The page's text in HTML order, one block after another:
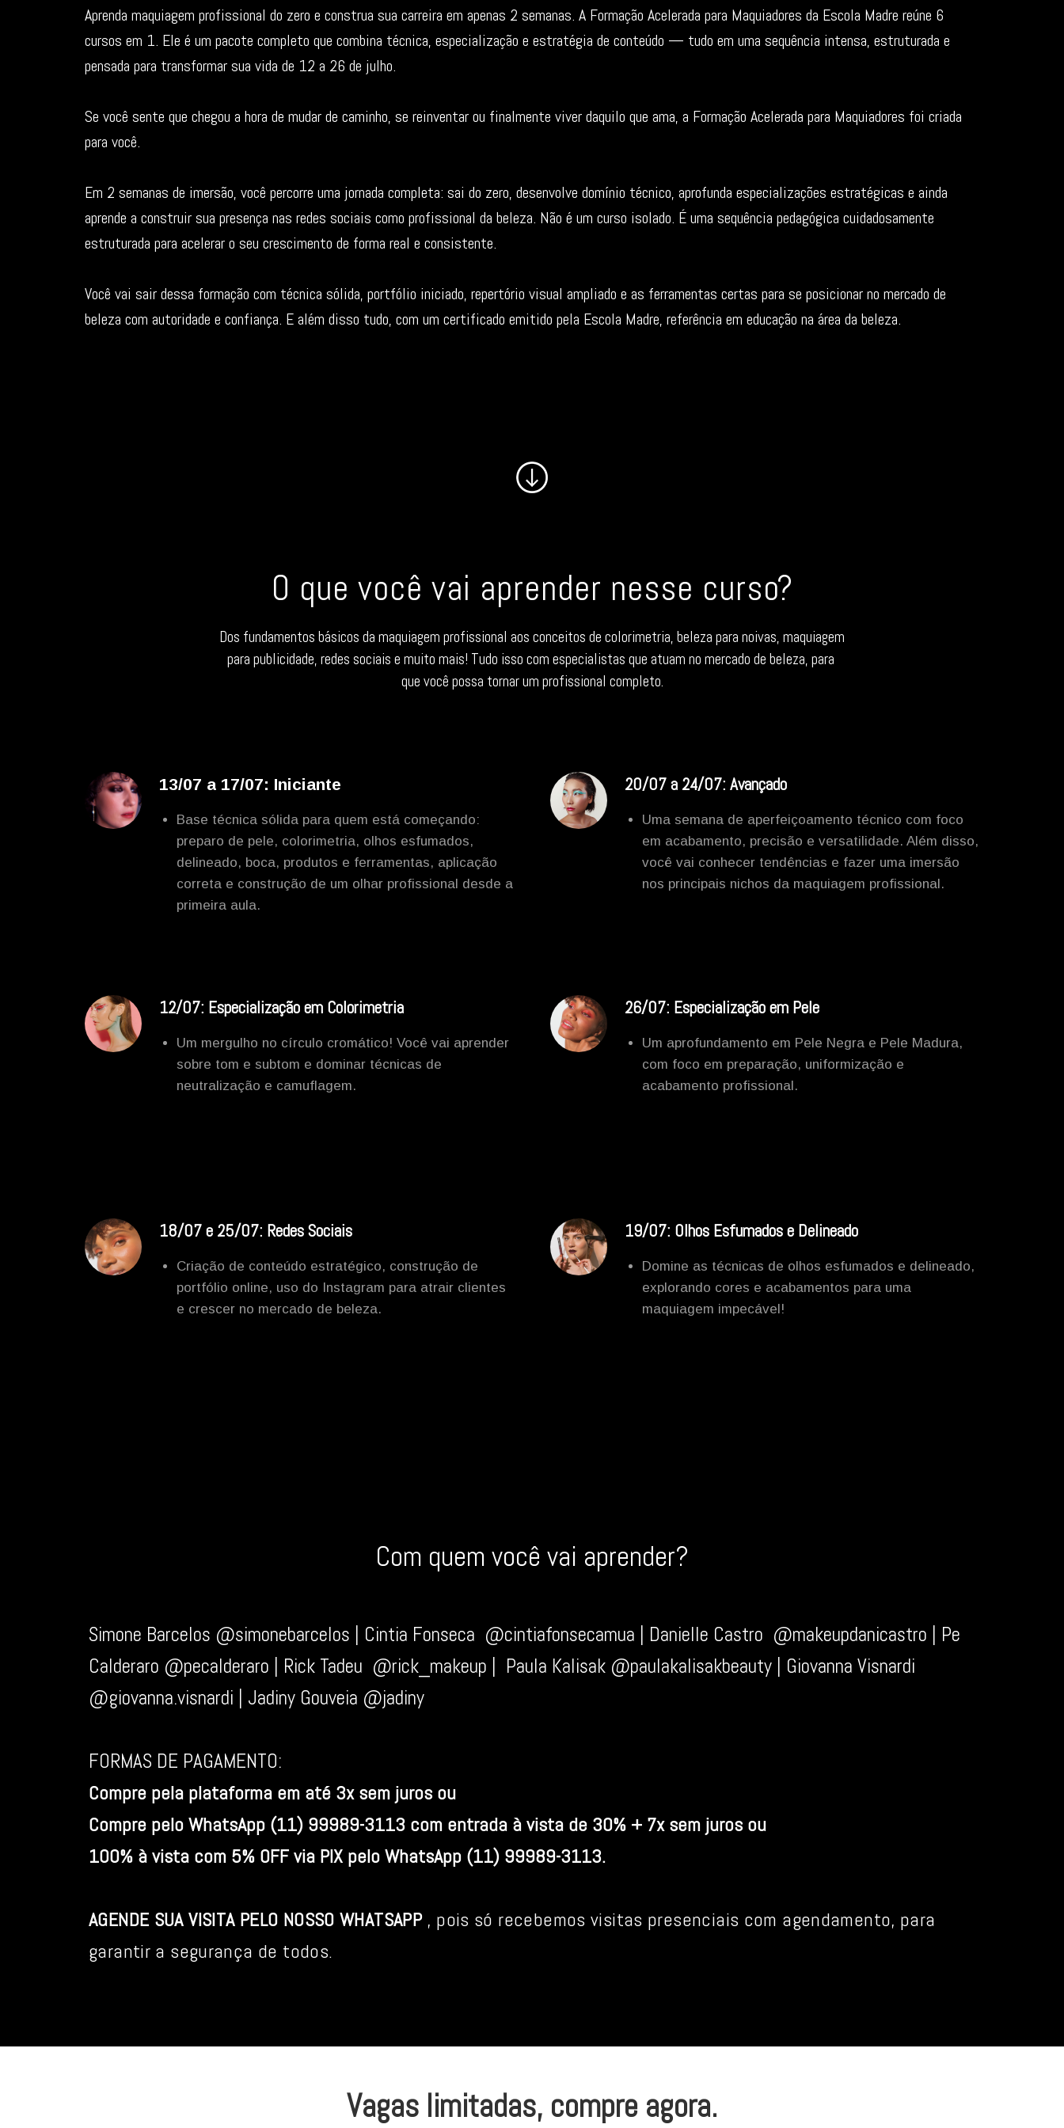
Aprenda maquiagem profissional do zero e construa sua carreira em apenas 2 semanas. A Formação Acelerada para Maquiadores da Escola Madre reúne 6
cursos em 1. Ele é um pacote completo que combina técnica, especialização e estratégia de conteúdo — tudo em uma sequência intensa, estruturada e
pensada para transformar sua vida de 12 a 26 de julho.
Se você sente que chegou a hora de mudar de caminho, se reinventar ou finalmente viver daquilo que ama, a Formação Acelerada para Maquiadores foi criada
para você.
Em 2 semanas de imersão, você percorre uma jornada completa: sai do zero, desenvolve domínio técnico, aprofunda especializações estratégicas e ainda
aprende a construir sua presença nas redes sociais como profissional da beleza. Não é um curso isolado. É uma sequência pedagógica cuidadosamente
estruturada para acelerar o seu crescimento de forma real e consistente.
Você vai sair dessa formação com técnica sólida, portfólio iniciado, repertório visual ampliado e as ferramentas certas para se posicionar no mercado de
beleza com autoridade e confiança. E além disso tudo, com um certificado emitido pela Escola Madre, referência em educação na área da beleza.
O que você vai aprender nesse curso?
Dos fundamentos básicos da maquiagem profissional aos conceitos de colorimetria, beleza para noivas, maquiagem
para publicidade, redes sociais e muito mais! Tudo isso com especialistas que atuam no mercado de beleza, para
que você possa tornar um profissional completo.
13/07 a 17/07: Iniciante
Base técnica sólida para quem está começando:
preparo de pele, colorimetria, olhos esfumados,
delineado, boca, produtos e ferramentas, aplicação
correta e construção de um olhar profissional desde a
primeira aula.
20/07 a 24/07: Avançado
Uma semana de aperfeiçoamento técnico com foco
em acabamento, precisão e versatilidade. Além disso,
você vai conhecer tendências e fazer uma imersão
nos principais nichos da maquiagem profissional.
12/07: Especialização em Colorimetria
Um mergulho no círculo cromático! Você vai aprender
sobre tom e subtom e dominar técnicas de
neutralização e camuflagem.
26/07: Especialização em Pele
Um aprofundamento em Pele Negra e Pele Madura,
com foco em preparação, uniformização e
acabamento profissional.
18/07 e 25/07: Redes Sociais
Criação de conteúdo estratégico, construção de
portfólio online, uso do Instagram para atrair clientes
e crescer no mercado de beleza.
19/07: Olhos Esfumados e Delineado
Domine as técnicas de olhos esfumados e delineado,
explorando cores e acabamentos para uma
maquiagem impecável!
Com quem você vai aprender?
Simone Barcelos @simonebarcelos | Cintia Fonseca @cintiafonsecamua | Danielle Castro @makeupdanicastro | Pe
Calderaro @pecalderaro | Rick Tadeu @rick_makeup | Paula Kalisak @paulakalisakbeauty | Giovanna Visnardi
@giovanna.visnardi | Jadiny Gouveia @jadiny
FORMAS DE PAGAMENTO:
Compre pela plataforma em até 3x sem juros ou
Compre pelo WhatsApp (11) 99989-3113 com entrada à vista de 30% + 7x sem juros ou
100% à vista com 5% OFF via PIX pelo WhatsApp (11) 99989-3113.
AGENDE SUA VISITA PELO NOSSO WHATSAPP , pois só recebemos visitas presenciais com agendamento, para
garantir a segurança de todos.
Vagas limitadas, compre agora.